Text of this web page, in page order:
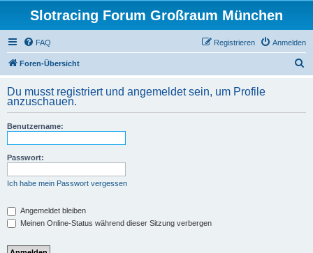
Slotracing Forum Großraum München
FAQ Anmelden
Registrieren
Foren-Übersicht
h
Du musst registriert und angemeldet sein, um Profile
anzuschauen.
Benutzername:
Passwort:
Ich habe mein Passwort vergessen
Angemeldet bleiben
Meinen Online-Status während dieser Sitzung verbergen